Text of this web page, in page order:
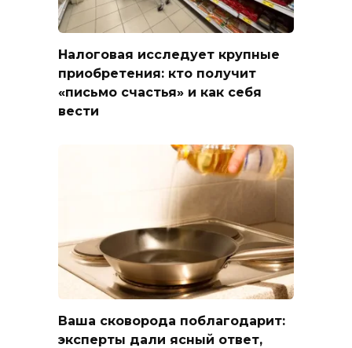
Налоговая исследует крупные
приобретения: кто получит
«письмо счастья» и как себя
вести
Ваша сковорода поблагодарит:
эксперты дали ясный ответ,